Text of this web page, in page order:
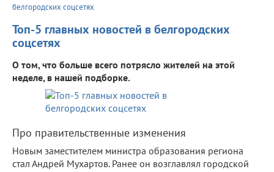
белгородских соцсетях
Топ-5 главных новостей в белгородских
соцсетях
О том, что больше всего потрясло жителей на этой
неделе, в нашей подборке.
Про правительственные изменения
Новым заместителем министра образования региона
стал Андрей Мухартов. Ранее он возглавлял городской